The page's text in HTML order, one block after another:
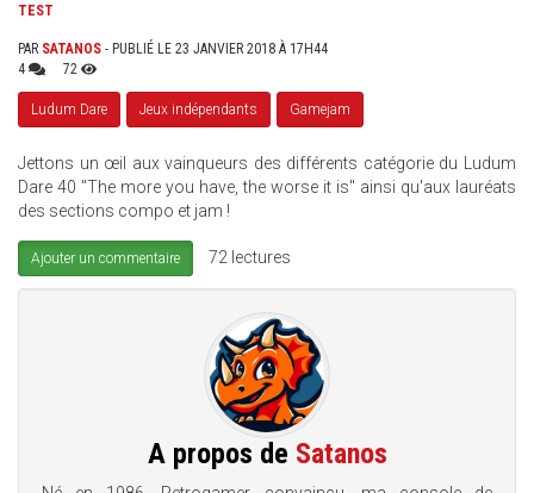
TEST
PAR SATANOS - PUBLIÉ LE 23 JANVIER 2018 À 17H44
4
72
Ludum Dare Jeux indépendants Gamejam
Jettons un œil aux vainqueurs des différents catégorie du Ludum
Dare 40 "The more you have, the worse it is" ainsi qu'aux lauréats
des sections compo et jam !
Ajouter un commentaire 72 lectures
A propos de Satanos